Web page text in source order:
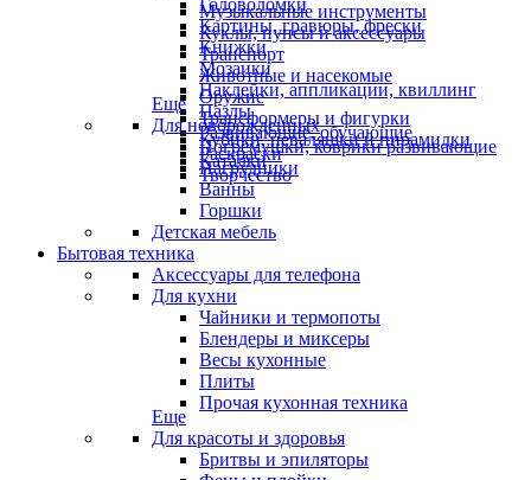
Музыкальные инструменты
Куклы, пупсы и аксессуары
Транспорт
Животные и насекомые
Оружие
Трансформеры и фигурки
Кубики, неваляшки и пирамидки
Каталки
Головоломки
Картины, гравюры, фрески
Книжки
Мозаики
Наклейки, аппликации, квиллинг
Пазлы
Развивающие, обучающие
Раскраски
Творчество
Еще
Для новорожденных
Погремушки, коврики развивающие
Нагрудники
Ванны
Горшки
Детская мебель
Бытовая техника
Аксессуары для телефона
Для кухни
Чайники и термопоты
Блендеры и миксеры
Весы кухонные
Плиты
Прочая кухонная техника
Еще
Для красоты и здоровья
Бритвы и эпиляторы